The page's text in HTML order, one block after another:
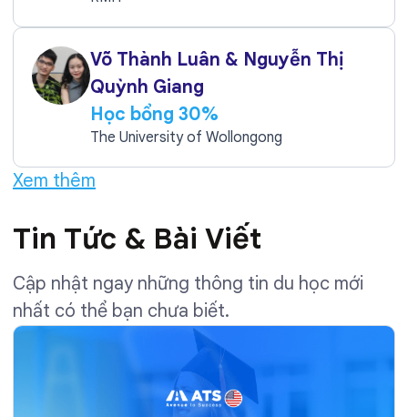
Võ Thành Luân & Nguyễn Thị
Quỳnh Giang
Học bổng 30%
The University of Wollongong
Xem thêm
Tin Tức & Bài Viết
Cập nhật ngay những thông tin du học mới
nhất có thể bạn chưa biết.